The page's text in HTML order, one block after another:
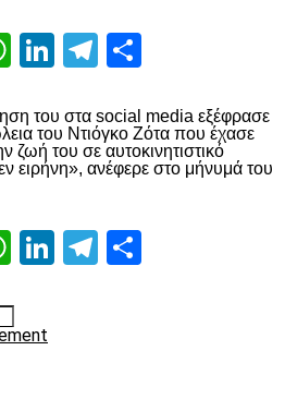
WhatsApp
LinkedIn
Telegram
του στα social media εξέφρασε
του Ντιόγκο Ζότα που έχασε
ζωή του σε αυτοκινητιστικό
ειρήνη», ανέφερε στο μήνυμά του
WhatsApp
LinkedIn
Telegram